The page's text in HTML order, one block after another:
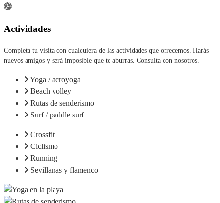
Actividades
Completa tu visita con cualquiera de las actividades que ofrecemos. Harás
nuevos amigos y será imposible que te aburras. Consulta con nosotros.
Yoga / acroyoga
Beach volley
Rutas de senderismo
Surf / paddle surf
Crossfit
Ciclismo
Running
Sevillanas y flamenco